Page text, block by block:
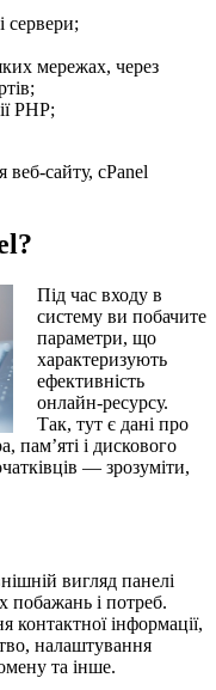
сервери;
мережах, через
PHP;
сайту, cPanel
Під час входу в
систему ви побачите
параметри, що
характеризують
ефективність
онлайн-ресурсу.
Так, тут є дані про
пам’яті і дискового
— зрозуміти,
вигляд панелі
побажань і потреб.
контактної інформації,
налаштування
та інше.